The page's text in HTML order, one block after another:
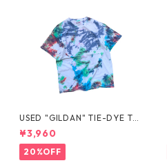
USED "GILDAN" TIE-DYE TE
E
¥3,960
20%OFF